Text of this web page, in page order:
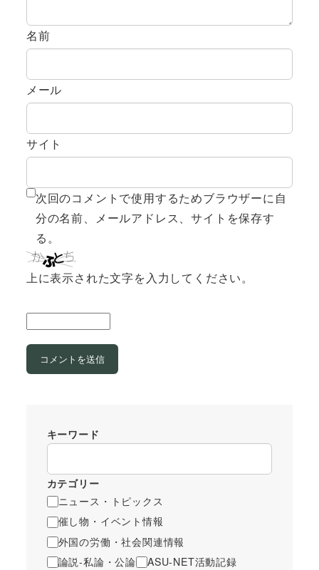
名前
メール
サイト
次回のコメントで使用するためブラウザーに自
分の名前、メールアドレス、サイトを保存す
る。
上に表示された文字を入力してください。
キーワード
カテゴリー
ニュース・トピックス
催し物・イベント情報
外国の労働・社会関連情報
論説-私論・公論
ASU-NET活動記録